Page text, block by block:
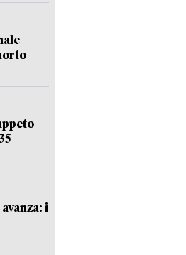
i